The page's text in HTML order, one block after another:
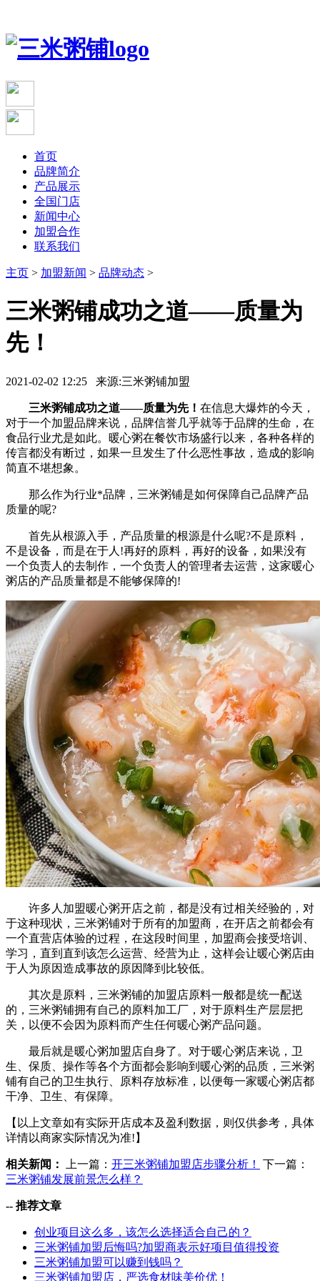
首页
品牌简介
产品展示
全国门店
新闻中心
加盟合作
联系我们
主页 > 加盟新闻 > 品牌动态 >
三米粥铺成功之道——质量为
先！
2021-02-02 12:25 来源:三米粥铺加盟
三米粥铺成功之道——质量为先！ 在信息大爆炸的今天，
对于一个加盟品牌来说，品牌信誉几乎就等于品牌的生命，在
食品行业尤是如此。暖心粥在餐饮市场盛行以来，各种各样的
传言都没有断过，如果一旦发生了什么恶性事故，造成的影响
简直不堪想象。
那么作为行业*品牌，三米粥铺是如何保障自己品牌产品
质量的呢?
首先从根源入手，产品质量的根源是什么呢?不是原料，
不是设备，而是在于人!再好的原料，再好的设备，如果没有
一个负责人的去制作，一个负责人的管理者去运营，这家暖心
粥店的产品质量都是不能够保障的!
许多人加盟暖心粥开店之前，都是没有过相关经验的，对
于这种现状，三米粥铺对于所有的加盟商，在开店之前都会有
一个直营店体验的过程，在这段时间里，加盟商会接受培训、
学习，直到直到该怎么运营、经营为止，这样会让暖心粥店由
于人为原因造成事故的原因降到比较低。
其次是原料，三米粥铺的加盟店原料一般都是统一配送
的，三米粥铺拥有自己的原料加工厂，对于原料生产层层把
关，以便不会因为原料而产生任何暖心粥产品问题。
最后就是暖心粥加盟店自身了。对于暖心粥店来说，卫
生、保质、操作等各个方面都会影响到暖心粥的品质，三米粥
铺有自己的卫生执行、原料存放标准，以便每一家暖心粥店都
干净、卫生、有保障。
【以上文章如有实际开店成本及盈利数据，则仅供参考，具体
详情以商家实际情况为准!】
相关新闻： 上一篇： 开三米粥铺加盟店步骤分析！
下一篇：
三米粥铺发展前景怎么样？
-- 推荐文章
创业项目这么多，该怎么选择适合自己的？
三米粥铺加盟后悔吗?加盟商表示好项目值得投资
三米粥铺加盟可以赚到钱吗？
三米粥铺加盟店，严选食材味美价优！